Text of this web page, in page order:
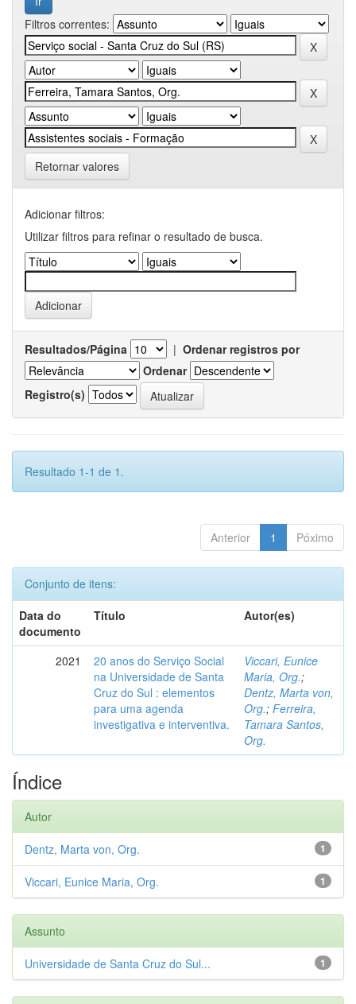
Filtros correntes:
Retornar valores
Adicionar filtros:
Utilizar filtros para refinar o resultado de busca.
Resultados/Página | Ordenar registros por
Ordenar
Registro(s)
Resultado 1-1 de 1.
Anterior 1 Póximo
Conjunto de itens:
Data do
documento
Título Autor(es)
2021
20 anos do Serviço Social
na Universidade de Santa
Cruz do Sul : elementos
para uma agenda
investigativa e interventiva.
Viccari, Eunice
Maria, Org.;
Dentz, Marta von,
Org.; Ferreira,
Tamara Santos,
Org.
Índice
Autor
1
Dentz, Marta von, Org.
1
Viccari, Eunice Maria, Org.
Assunto
1
Universidade de Santa Cruz do Sul...